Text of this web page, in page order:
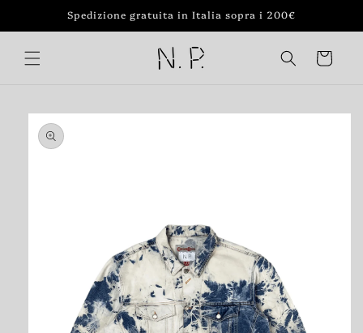
direttamente
ai contenuti
Spedizione gratuita in Italia sopra i 200€
Carrello
Passa alle
informazioni
sul prodotto